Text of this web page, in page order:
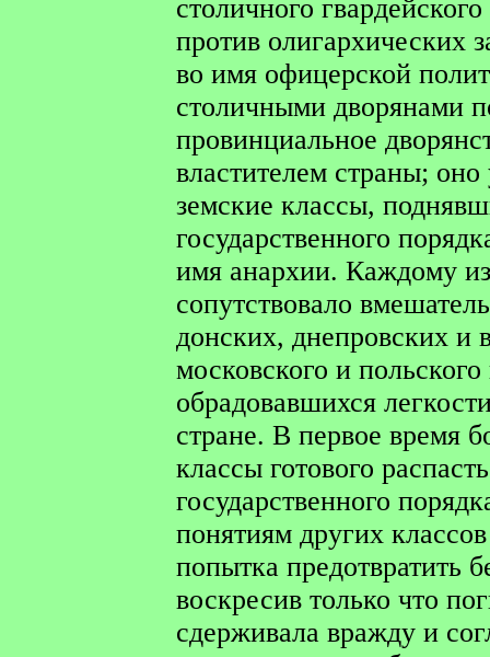
столичного
против олигархических
во имя офицерской
столичными дворянами
провинциальное
властителем страны;
земские классы,
государственного
имя анархии. Каждому
сопутствовало
донских, днепровских и
московского и
обрадовавшихся
стране. В первое время
классы готового
государственного
понятиям других
попытка предотвратить
воскресив только что
сдерживала вражду и